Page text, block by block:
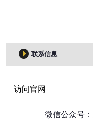
联系信息
访问官网
微信公众号：